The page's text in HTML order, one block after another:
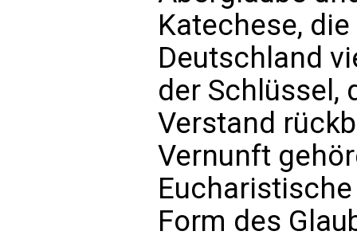
Katechese,
Deutschland
der Schlüssel,
Verstand
Vernunft
Form des